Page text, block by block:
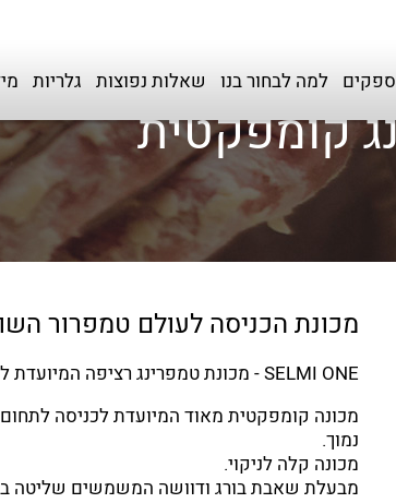
ספקים למה לבחור בנו שאלות נפוצות גלריות
מכונת הכניסה לעולם טמפרור
SELMI ONE - מכונת טמפרינג רציפה המיועדת להמסה וטמפרור מהיר של השוקולד.
מכונה קומפקטית מאוד המיועדת לכניסה
נמוך.
מכונה קלה לניקוי.
מבעלת שאבת בורג ודוושה המשמשים שליטה